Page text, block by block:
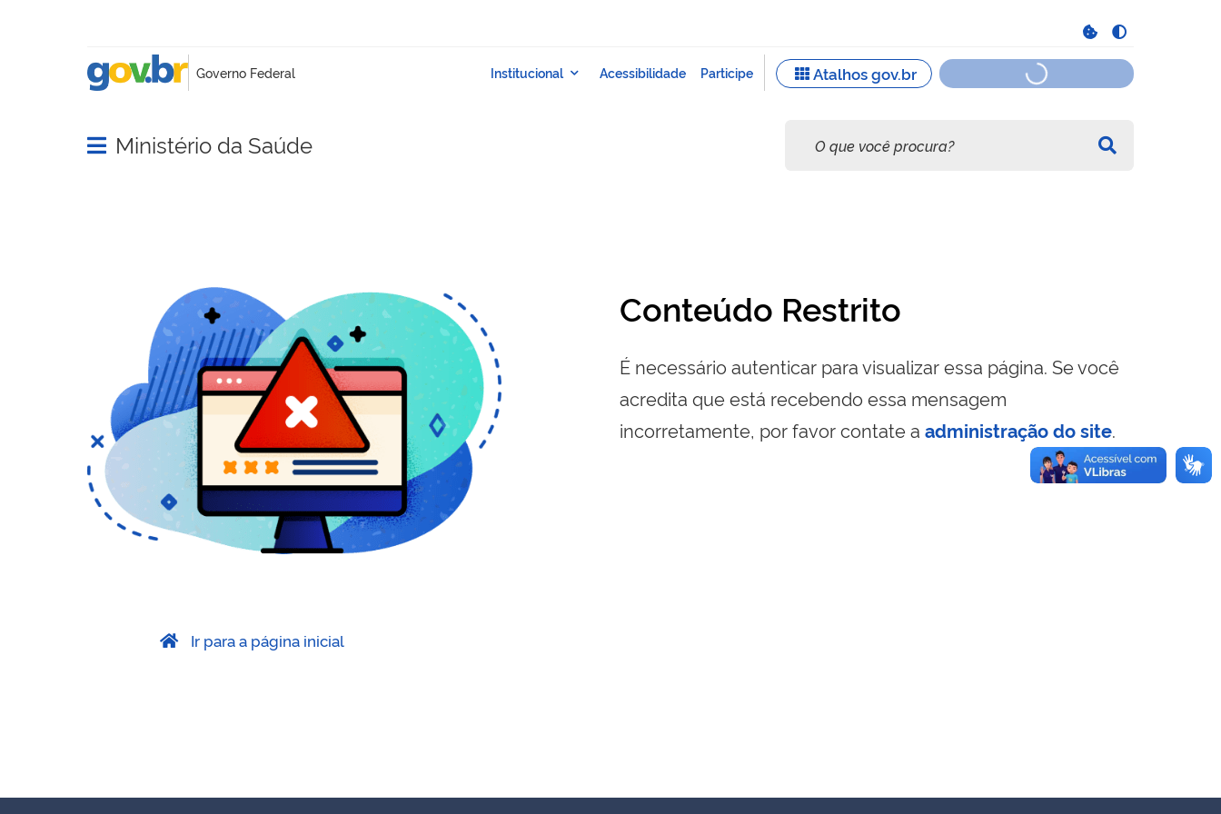
Abrir menu principal de navegação
Ministério da Saúde
Conteúdo Restrito
É necessário autenticar para visualizar essa página. Se você
acredita que está recebendo essa mensagem
incorretamente, por favor contate a administração do site.
Ir para a página inicial